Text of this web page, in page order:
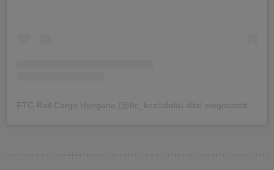
FTC-Rail Cargo Hungaria (@ftc_kezilabda) által megosztott bejegyzés